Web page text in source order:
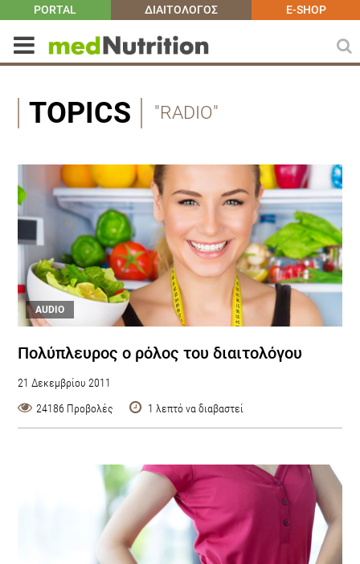
PORTAL ΔΙΑΙΤΟΛΟΓΟΣ E-SHOP
TOPICS "RADIO"
AUDIO
Πολύπλευρος ο ρόλος του διαιτολόγου
21 Δεκεμβρίου 2011
24186 Προβολές
1 λεπτό να διαβαστεί